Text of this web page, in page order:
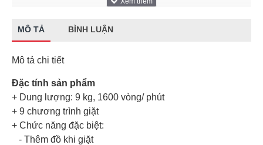
MÔ TẢ BÌNH LUẬN
Mô tả chi tiết
Đặc tính sản phẩm
+ Dung lượng: 9 kg, 1600 vòng/ phút
+ 9 chương trình giặt
+ Chức năng đặc biệt:
- Thêm đồ khi giặt